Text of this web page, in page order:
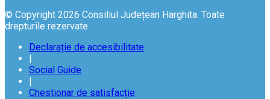
© Copyright 2026 Consiliul Județean Harghita. Toate
drepturile rezervate
Declarație de accesibilitate
|
Social Guide
|
Chestionar de satisfacție